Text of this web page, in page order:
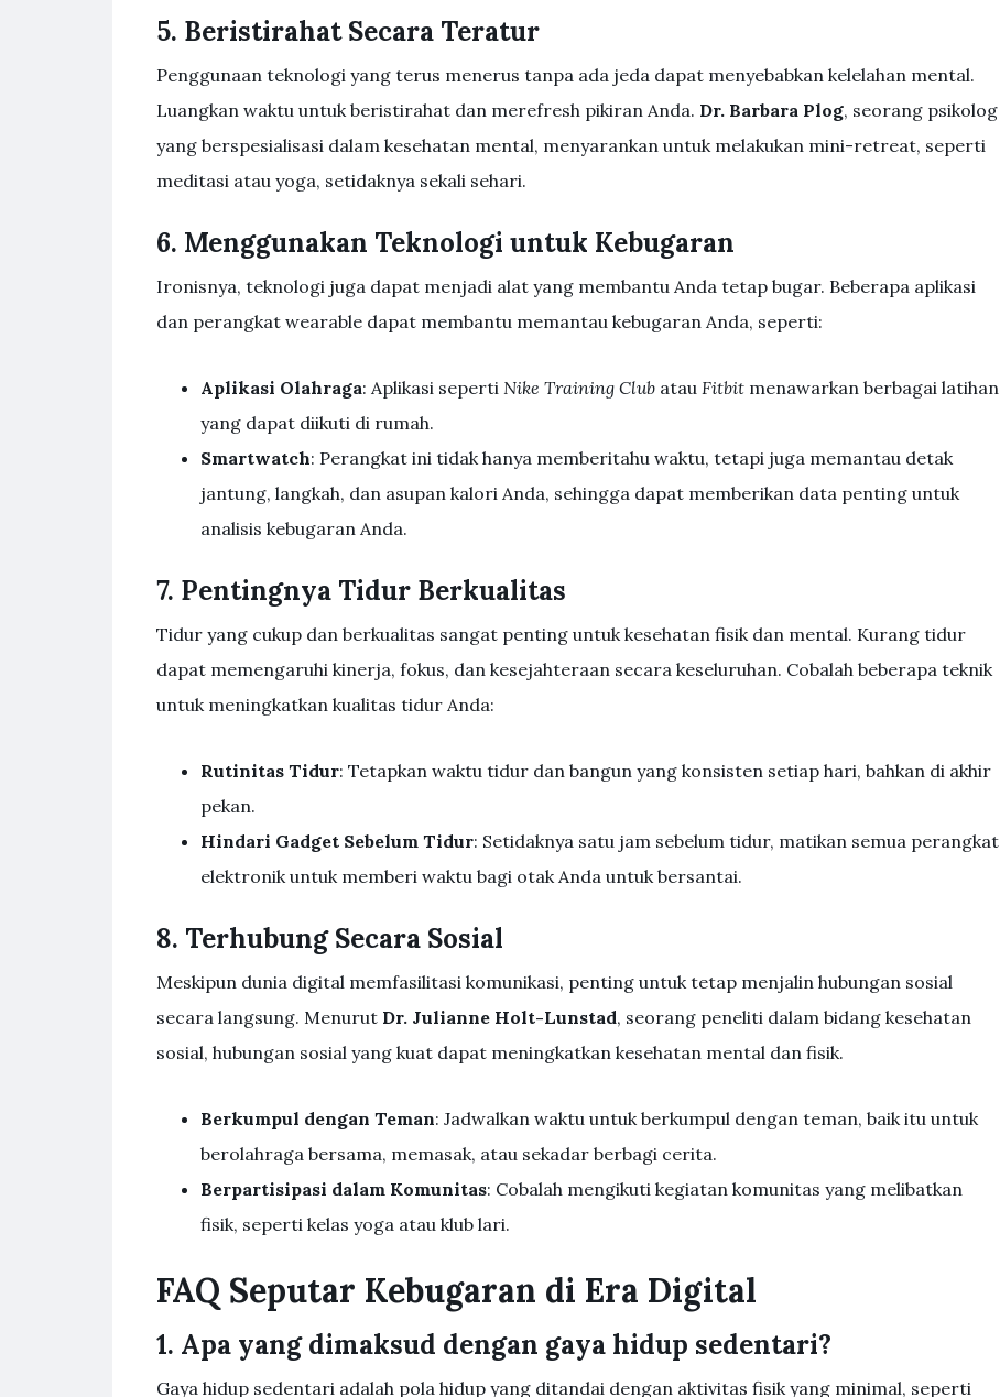
5. Beristirahat Secara Teratur
Penggunaan teknologi yang terus menerus tanpa ada jeda dapat menyebabkan kelelahan mental.
Luangkan waktu untuk beristirahat dan merefresh pikiran Anda. Dr. Barbara Plog, seorang psikolog
yang berspesialisasi dalam kesehatan mental, menyarankan untuk melakukan mini-retreat, seperti
meditasi atau yoga, setidaknya sekali sehari.
6. Menggunakan Teknologi untuk Kebugaran
Ironisnya, teknologi juga dapat menjadi alat yang membantu Anda tetap bugar. Beberapa aplikasi
dan perangkat wearable dapat membantu memantau kebugaran Anda, seperti:
Aplikasi Olahraga: Aplikasi seperti Nike Training Club atau Fitbit menawarkan berbagai latihan
yang dapat diikuti di rumah.
Smartwatch: Perangkat ini tidak hanya memberitahu waktu, tetapi juga memantau detak
jantung, langkah, dan asupan kalori Anda, sehingga dapat memberikan data penting untuk
analisis kebugaran Anda.
7. Pentingnya Tidur Berkualitas
Tidur yang cukup dan berkualitas sangat penting untuk kesehatan fisik dan mental. Kurang tidur
dapat memengaruhi kinerja, fokus, dan kesejahteraan secara keseluruhan. Cobalah beberapa teknik
untuk meningkatkan kualitas tidur Anda:
Rutinitas Tidur: Tetapkan waktu tidur dan bangun yang konsisten setiap hari, bahkan di akhir
pekan.
Hindari Gadget Sebelum Tidur: Setidaknya satu jam sebelum tidur, matikan semua perangkat
elektronik untuk memberi waktu bagi otak Anda untuk bersantai.
8. Terhubung Secara Sosial
Meskipun dunia digital memfasilitasi komunikasi, penting untuk tetap menjalin hubungan sosial
secara langsung. Menurut Dr. Julianne Holt-Lunstad, seorang peneliti dalam bidang kesehatan
sosial, hubungan sosial yang kuat dapat meningkatkan kesehatan mental dan fisik.
Berkumpul dengan Teman: Jadwalkan waktu untuk berkumpul dengan teman, baik itu untuk
berolahraga bersama, memasak, atau sekadar berbagi cerita.
Berpartisipasi dalam Komunitas: Cobalah mengikuti kegiatan komunitas yang melibatkan
fisik, seperti kelas yoga atau klub lari.
FAQ Seputar Kebugaran di Era Digital
1. Apa yang dimaksud dengan gaya hidup sedentari?
Gaya hidup sedentari adalah pola hidup yang ditandai dengan aktivitas fisik yang minimal, seperti